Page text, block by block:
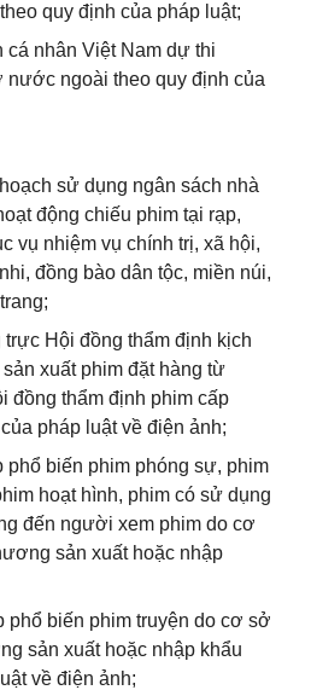
quy định của pháp luật;
cá nhân Việt Nam dự thi
ngoài theo quy định của
sử dụng ngân sách nhà
động chiếu phim tại rạp,
vụ nhiệm vụ chính trị, xã hội,
đồng bào dân tộc, miền núi,
Hội đồng thẩm định kịch
xuất phim đặt hàng từ
đồng thẩm định phim cấp
pháp luật về điện ảnh;
phổ biến phim phóng sự, phim
hoạt hình, phim có sử dụng
đến người xem phim do cơ
sản xuất hoặc nhập
phổ biến phim truyện do cơ sở
sản xuất hoặc nhập khẩu
về điện ảnh;